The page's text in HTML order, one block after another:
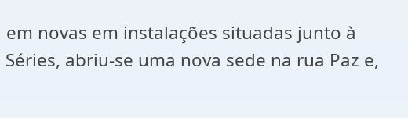
novas em instalações situadas junto à
abriu-se uma nova sede na rua Paz e,